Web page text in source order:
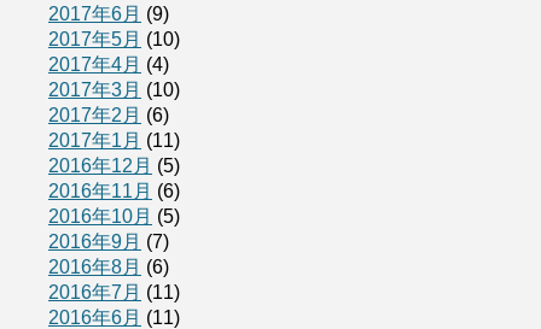
2017年6月 (9)
2017年5月 (10)
2017年4月 (4)
2017年3月 (10)
2017年2月 (6)
2017年1月 (11)
2016年12月 (5)
2016年11月 (6)
2016年10月 (5)
2016年9月 (7)
2016年8月 (6)
2016年7月 (11)
2016年6月 (11)